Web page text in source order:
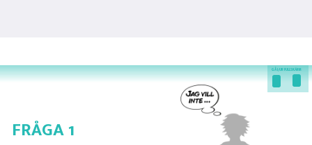
GÅ I/UR FULLSKÄRM
FRÅGA 1